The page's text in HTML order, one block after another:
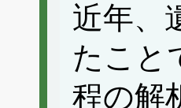
近年、
たこと
程の解